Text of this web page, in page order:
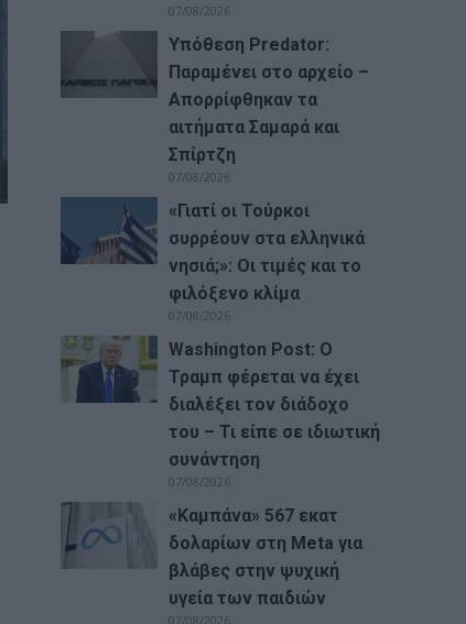
07/08/2026
Υπόθεση Predator:
Παραμένει στο αρχείο –
Απορρίφθηκαν τα
αιτήματα Σαμαρά και
Σπίρτζη
07/08/2026
«Γιατί οι Τούρκοι
συρρέουν στα ελληνικά
νησιά;»: Οι τιμές και το
φιλόξενο κλίμα
07/08/2026
Washington Post: Ο
Τραμπ φέρεται να έχει
διαλέξει τον διάδοχο
του – Τι είπε σε ιδιωτική
συνάντηση
07/08/2026
«Καμπάνα» 567 εκατ
δολαρίων στη Meta για
βλάβες στην ψυχική
υγεία των παιδιών
07/08/2026